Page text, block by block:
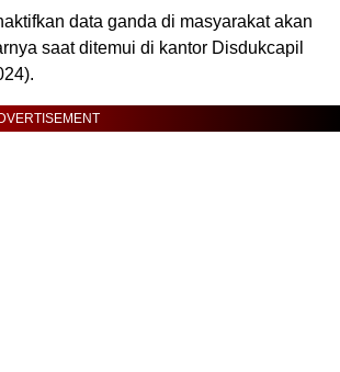
data ganda di masyarakat akan
saat ditemui di kantor Disdukcapil